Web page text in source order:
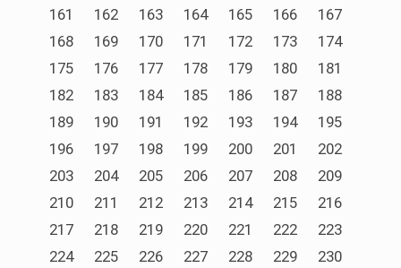
161
162 163 164 165 166
167
168
169 170 171 172 173
174
175
176 177 178 179 180
181
182
183 184 185 186 187
188
189
190 191 192 193 194
195
196
197 198 199 200 201
202
203
204 205 206 207 208
209
210
211 212 213 214 215
216
217
218 219 220 221 222
223
224
225 226 227 228 229
230